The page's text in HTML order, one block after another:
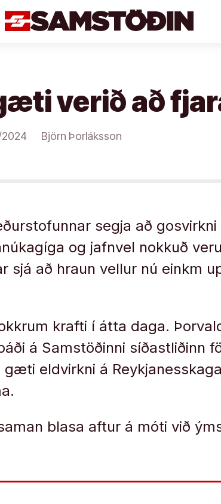
verið að
Björn Þorláksson
segja að
og jafnvel nokkuð
sjá að hraun vellur nú einkm
krafti í átta daga.
á Samstöðinni síðastliðinn
eldvirkni á
blasa aftur á móti við